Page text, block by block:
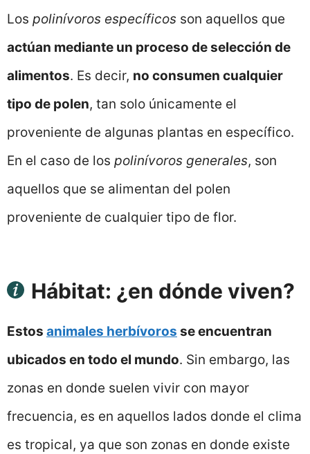
Los polinívoros específicos son aquellos que
actúan mediante un proceso de selección de
alimentos. Es decir, no consumen cualquier
tipo de polen, tan solo únicamente el
proveniente de algunas plantas en específico.
En el caso de los polinívoros generales, son
aquellos que se alimentan del polen
proveniente de cualquier tipo de flor.
Hábitat: ¿en dónde viven?
Estos animales herbívoros se encuentran
ubicados en todo el mundo. Sin embargo, las
zonas en donde suelen vivir con mayor
frecuencia, es en aquellos lados donde el clima
es tropical, ya que son zonas en donde existe